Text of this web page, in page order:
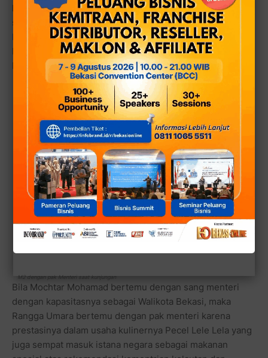
kata. Kedua teman dekat saya (maaf sudah bisa disebut
sahabat kali ya? Apa justru belum?) ini adalahMochtar
MohamaddanRangga Umarayang kebetulan keduanya
bertemu dan berfoto bersama dengan Menteri Negara
Koperasi dan UKM, Syarifuddin Hasan.
M2 dengan pak Menteri saat kunjungan
Bila Mochtar Mohamad bertemu dengan sang menteri
dengan kapasitasnya sebagai Walikota Bekasi, maka
Rangga Umara bertemu dengan pak menteri karena
prestasinya dalam usaha kulinernya Pecel Lele Lela yang
juga sempat masuk istana negara sebagai makanan